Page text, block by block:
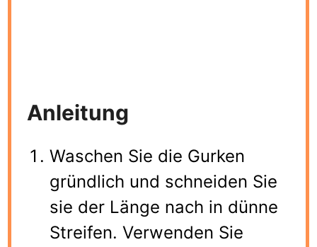
Anleitung
Waschen Sie die Gurken
gründlich und schneiden Sie
sie der Länge nach in dünne
Streifen. Verwenden Sie